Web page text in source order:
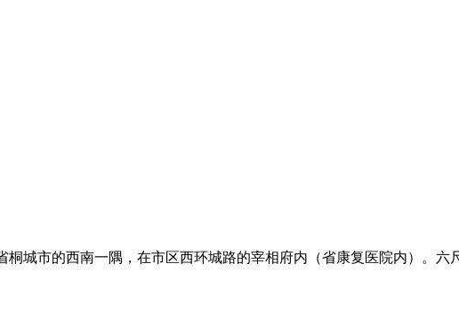
城市的西南一隅，在市区西环城路的宰相府内（省康复医院内）。六